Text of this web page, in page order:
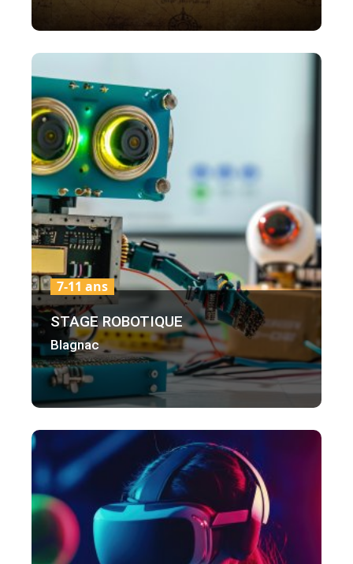
STAGE ROBOTIQUE
Blagnac
7-11 ans